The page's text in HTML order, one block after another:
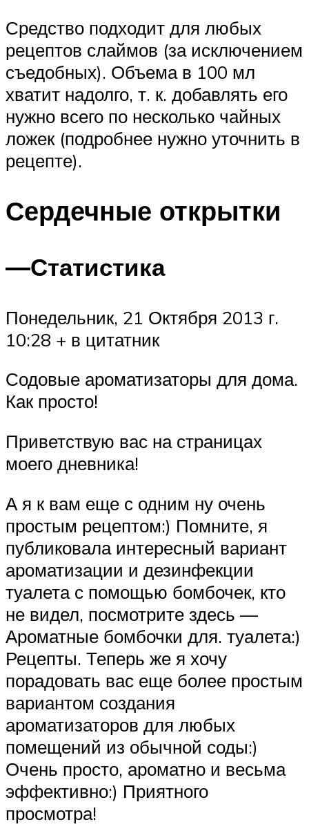
Средство подходит для любых
рецептов слаймов (за исключением
съедобных). Объема в 100 мл
хватит надолго, т. к. добавлять его
нужно всего по несколько чайных
ложек (подробнее нужно уточнить в
рецепте).
Сердечные открытки
—Статистика
Понедельник, 21 Октября 2013 г.
10:28 + в цитатник
Содовые ароматизаторы для дома.
Как просто!
Приветствую вас на страницах
моего дневника!
А я к вам еще с одним ну очень
простым рецептом:) Помните, я
публиковала интересный вариант
ароматизации и дезинфекции
туалета с помощью бомбочек, кто
не видел, посмотрите здесь —
Ароматные бомбочки для. туалета:)
Рецепты. Теперь же я хочу
порадовать вас еще более простым
вариантом создания
ароматизаторов для любых
помещений из обычной соды:)
Очень просто, ароматно и весьма
эффективно:) Приятного
просмотра!